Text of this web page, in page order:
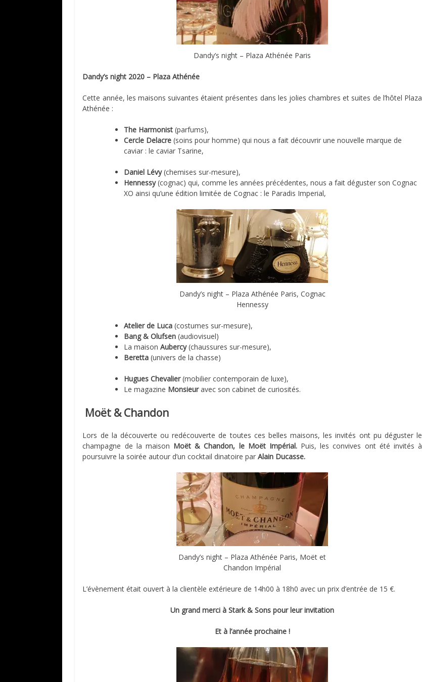
Dandy’s night – Plaza Athénée Paris
Dandy’s night 2020 – Plaza Athénée
Cette année, les maisons suivantes étaient présentes dans les jolies chambres et suites de l’hôtel Plaza
Athénée :
The Harmonist (parfums),
Cercle Delacre (soins pour homme) qui nous a fait découvrir une nouvelle marque de
caviar : le caviar Tsarine,
Daniel Lévy(chemises sur-mesure),
Hennessy(cognac) qui, comme les années précédentes, nous a fait déguster son Cognac
XO ainsi qu’une édition limitée de Cognac : le Paradis Imperial,
Dandy’s night – Plaza Athénée Paris, Cognac
Hennessy
Atelier de Luca (costumes sur-mesure),
Bang & Olufsen (audiovisuel)
La maisonAubercy(chaussures sur-mesure),
Beretta (univers de la chasse)
Hugues Chevalier(mobilier contemporain de luxe),
Le magazine Monsieuravec son cabinet de curiosités.
Moët & Chandon
Lors de la découverte ou redécouverte de toutes ces belles maisons, les invités ont pu déguster le
champagne de la maison Moët & Chandon, le Moët Impérial.Puis, les convives ont été invités à
poursuivre la soirée autour d’un cocktail dinatoire parAlain Ducasse.
Dandy’s night – Plaza Athénée Paris, Moët et
Chandon Impérial
L’évènement était ouvert à la clientèle extérieure de 14h00 à 18h0 avec un prix d’entrée de 15 €.
Un grand merci à Stark & Sons pour leur invitation
Et à l’année prochaine !